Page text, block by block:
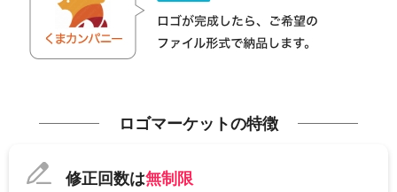
ロゴマーケットの特徴
修正回数は無制限